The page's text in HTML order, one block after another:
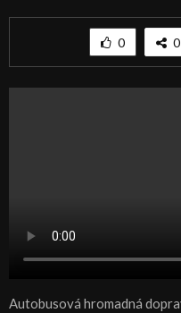
0 0
Autobusová hromadná